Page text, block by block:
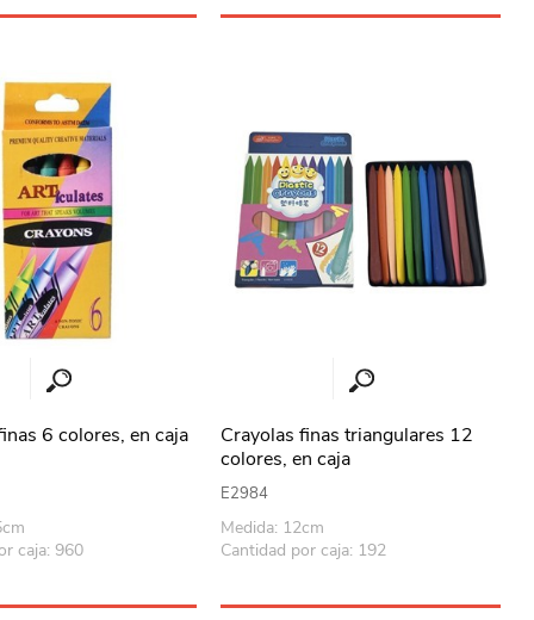
6 colores, en caja
caja: 960
Crayolas finas triangulares 12
colores, en caja
E2984
Medida: 12cm
Cantidad por caja: 192